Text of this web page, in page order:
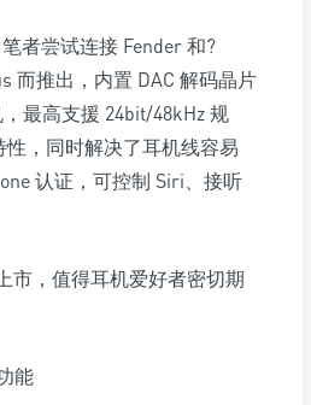
者尝试连接 Fender 和?
而推出，内置 DAC 解码晶片
最高支援 24bit/48kHz 规
，同时解决了耳机线容易
认证，可控制 Siri、接听
能